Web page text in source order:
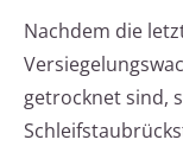
Nachdem die
getrocknet sind,